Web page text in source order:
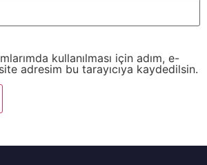
kullanılması için adım, e-
adresim bu tarayıcıya kaydedilsin.